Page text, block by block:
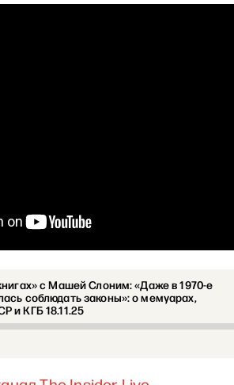
с Машей Слоним: «Даже в 1970-е
соблюдать законы»: о мемуарах,
и КГБ 18.11.25